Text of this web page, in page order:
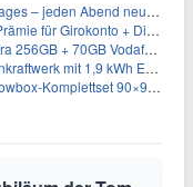
Abend neue Deals zum Stöbern
für Girokonto + Direkt-Depot
Netz für 34,99€/Monat (effektiv 4,74€/Monat)
Speicher für 719€ + 30€ Filial-Gutschein
90×90×180 cm für 379,99€